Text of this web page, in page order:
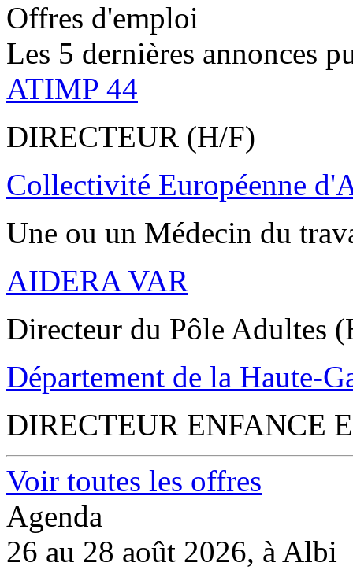
Offres d'emploi
Les 5 dernières annonces
ATIMP 44
DIRECTEUR (H/F)
Collectivité Européenne
Une ou un Médecin du
AIDERA VAR
Directeur du Pôle Adultes
Département de la Haute-
DIRECTEUR ENFANCE
Voir toutes les offres
Agenda
26 au 28 août 2026, à Albi